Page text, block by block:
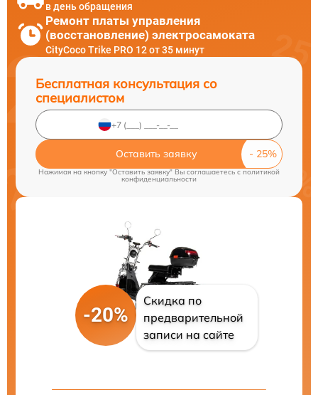
в день обращения
Ремонт платы управления
(восстановление) электросамоката
CityCoco Trike PRO 12 от 35 минут
Бесплатная консультация со
специалистом
Оставить заявку
Нажимая на кнопку "Оставить заявку" Вы соглашаетесь cполитикой
конфиденциальности
-20%
Скидка по
предварительной
записи на сайте